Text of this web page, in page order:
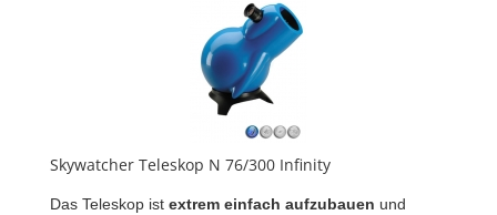
Skywatcher Teleskop N 76/300 Infinity
Das Teleskop ist extrem einfach aufzubauen und